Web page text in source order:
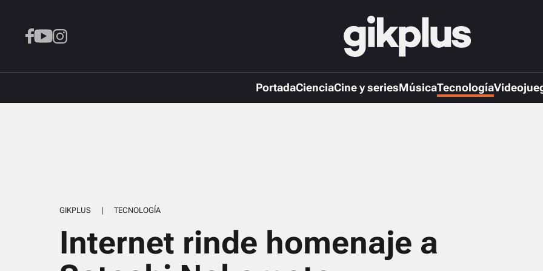
PortadaCienciaCine y seriesMúsicaTecnología
GIKPLUS | TECNOLOGÍA
Internet rinde homenaje a